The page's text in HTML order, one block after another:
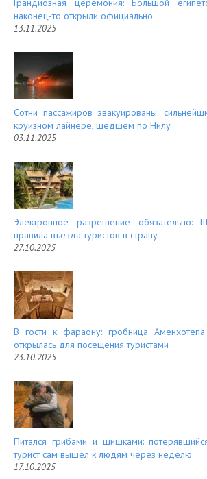
Грандиозная церемония: Большой
наконец-то открыли официально
13.11.2025
Сотни пассажиров эвакуированы:
круизном лайнере, шедшем по Нилу
03.11.2025
Электронное разрешение обязательно:
правила въезда туристов в страну
27.10.2025
В гости к фараону: гробница
открылась для посещения туристами
23.10.2025
Питался грибами и шишками:
турист сам вышел к людям через неделю
17.10.2025